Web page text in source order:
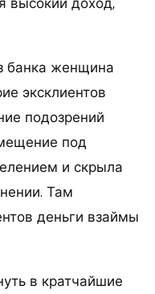
банка женщина
эксклиентов
подозрений
под
и скрыла
Там
деньги взаймы
в кратчайшие